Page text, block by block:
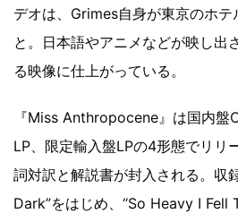
デオは、Grimes自身が東京のホテ
と。日本語やアニメなどが映し出
る映像に仕上がっている。
『Miss Anthropocene』は国内盤
LP、限定輸入盤LPの4形態でリリ
詞対訳と解説書が封入される。収
Dark”をはじめ、“So Heavy I Fell